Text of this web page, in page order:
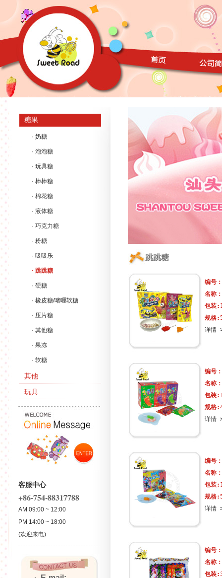
糖果
· 奶糖
· 泡泡糖
· 玩具糖
· 棒棒糖
· 棉花糖
· 液体糖
· 巧克力糖
· 粉糖
· 吸吸乐
· 跳跳糖
· 硬糖
· 橡皮糖/啫喱软糖
· 压片糖
· 其他糖
· 果冻
· 软糖
其他
玩具
客服中心
+86-754-88317788
AM 09:00 ~ 12:00
PM 14:00 ~ 18:00
(欢迎来电)
跳跳糖
编号：
名称：
包装:
规格:
详情
编号：
名称：
包装:
规格:
详情
编号：
名称：
包装:
规格:
详情
编号：
名称：
包装: